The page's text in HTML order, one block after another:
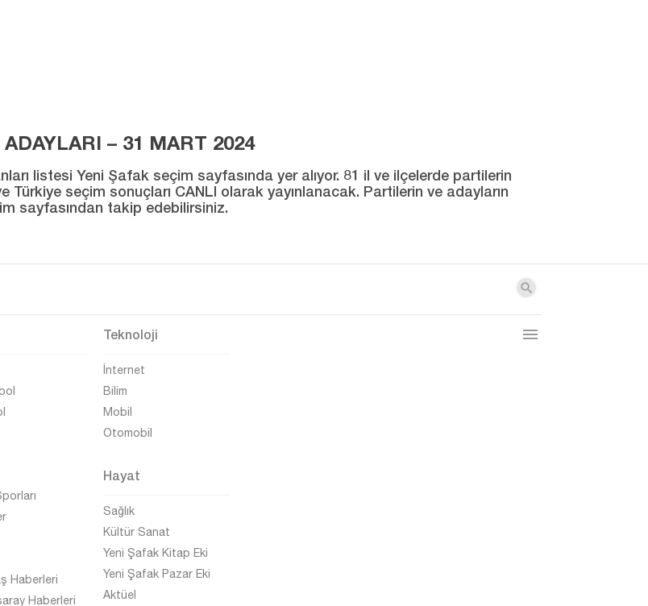
– 31 MART 2024
listesi Yeni Şafak seçim sayfasında yer alıyor. 81 il ve ilçelerde partilerin
Türkiye seçim sonuçları CANLI olarak yayınlanacak. Partilerin ve adayların
sayfasından takip edebilirsiniz.
Haberleri
Haberleri
Teknoloji
İnternet
Bilim
Mobil
Otomobil
Hayat
Sağlık
Kültür Sanat
Yeni Şafak Kitap Eki
Yeni Şafak Pazar Eki
Aktüel